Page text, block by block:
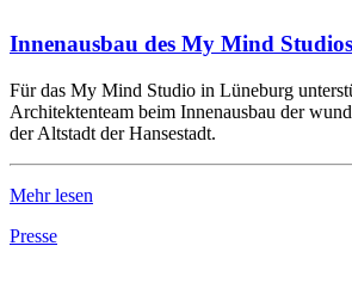
Innenausbau des My Mind
Für das My Mind Studio in Lüneburg
Architektenteam beim Innenausbau der
der Altstadt der Hansestadt.
Mehr lesen
Presse